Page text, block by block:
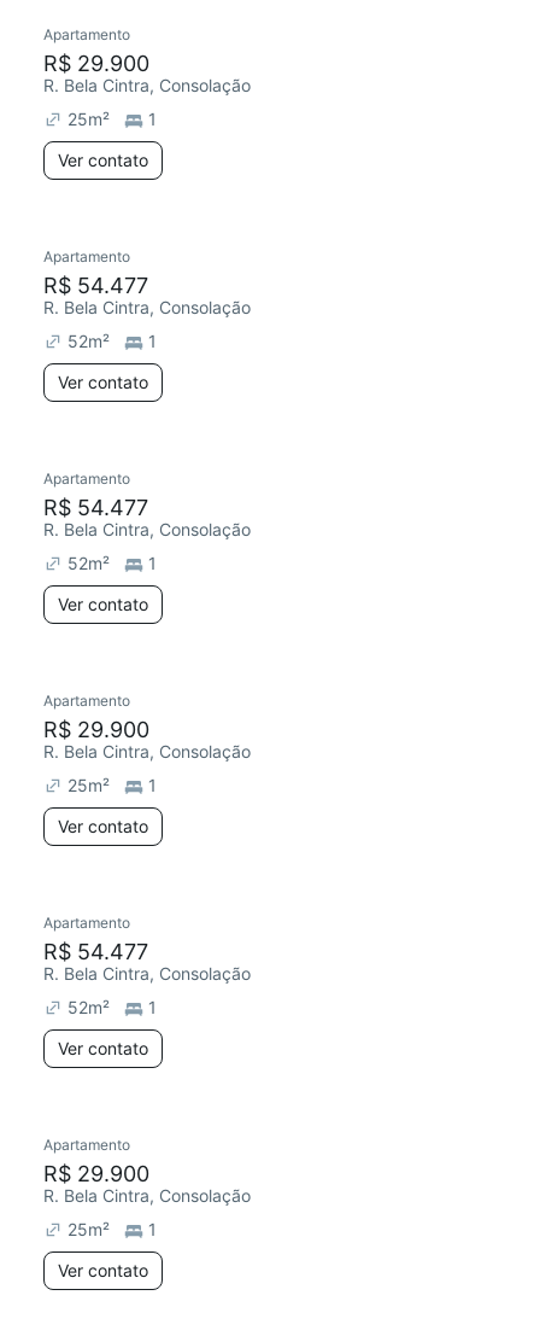
Chegou este mês
Apartamento
R$ 29.900
R. Bela Cintra, Consolação
25m²
1
Ver contato
Chegou este mês
Apartamento
R$ 54.477
R. Bela Cintra, Consolação
52m²
1
Ver contato
Chegou este mês
Apartamento
R$ 54.477
R. Bela Cintra, Consolação
52m²
1
Ver contato
Chegou este mês
Apartamento
R$ 29.900
R. Bela Cintra, Consolação
25m²
1
Ver contato
Chegou este mês
Apartamento
R$ 54.477
R. Bela Cintra, Consolação
52m²
1
Ver contato
Chegou este mês
Apartamento
R$ 29.900
R. Bela Cintra, Consolação
25m²
1
Ver contato